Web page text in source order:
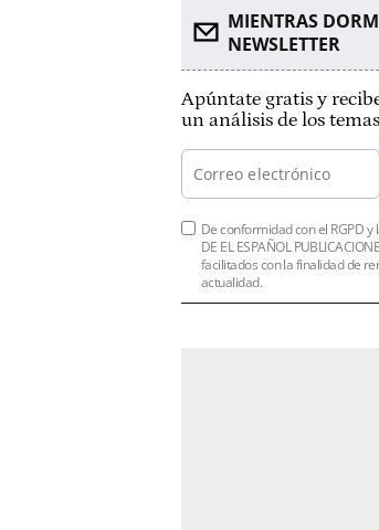
MIENTRAS
NEWSLETTER
Apúntate gratis y
un análisis de los
De conformidad con el RGPD y
DE EL ESPAÑOL
facilitados con la finalidad de
actualidad.